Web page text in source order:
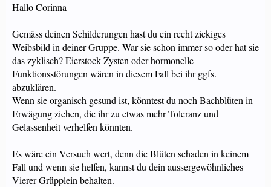
Hallo Corinna
Gemäss deinen Schilderungen hast du ein recht zickiges
Weibsbild in deiner Gruppe. War sie schon immer so oder hat sie
das zyklisch? Eierstock-Zysten oder hormonelle
Funktionsstörungen wären in diesem Fall bei ihr ggfs.
abzuklären.
Wenn sie organisch gesund ist, könntest du noch Bachblüten in
Erwägung ziehen, die ihr zu etwas mehr Toleranz und
Gelassenheit verhelfen könnten.
Es wäre ein Versuch wert, denn die Blüten schaden in keinem
Fall und wenn sie helfen, kannst du dein aussergewöhnliches
Vierer-Grüpplein behalten.